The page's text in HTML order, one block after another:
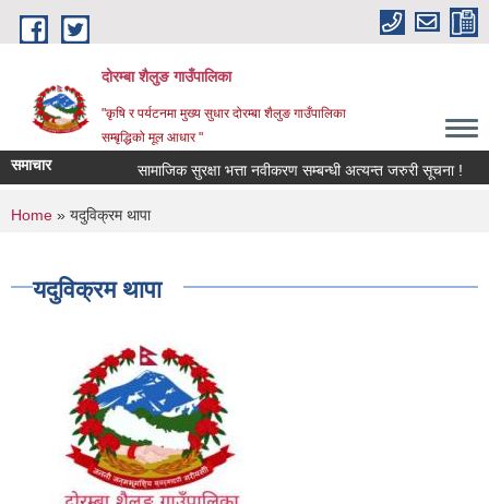
Skip to main content
दोरम्बा शैलुङ गाउँपालिका
"कृषि र पर्यटनमा मुख्य सुधार दोरम्बा शैलुङ गाउँपालिका
सम्बृद्धिको मूल आधार "
समाचार सामाजिक सुरक्षा भत्ता नवीकरण सम्बन्धी अत्यन्त जरुरी सूचना !
You are here
Home » यदुविक्रम थापा
यदुविक्रम थापा